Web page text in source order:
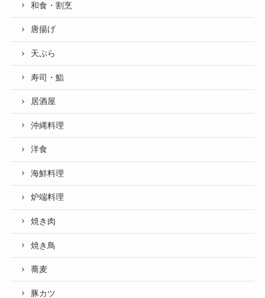
和食・割烹
唐揚げ
天ぷら
寿司・鮨
居酒屋
沖縄料理
洋食
海鮮料理
炉端料理
焼き肉
焼き鳥
蕎麦
豚カツ